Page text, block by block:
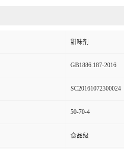
甜味剂
GB1886.187-2016
SC20161072300024
50-70-4
食品级